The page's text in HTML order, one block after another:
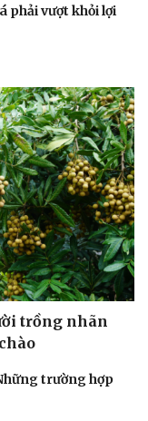
phải vượt khỏi lợi
trồng nhãn
trường hợp